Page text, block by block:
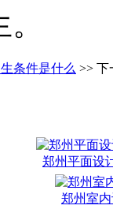
条件是什么 >> 下
郑州平面设
郑州室